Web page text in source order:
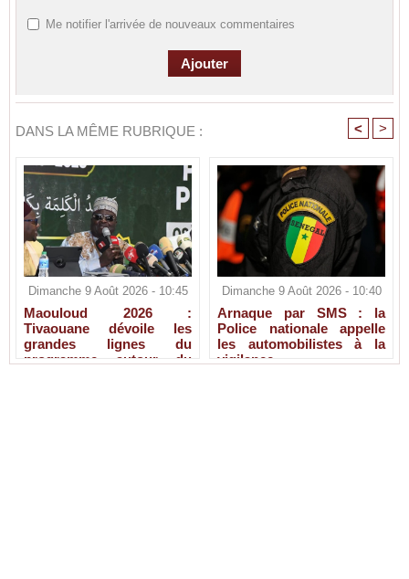
Me notifier l'arrivée de nouveaux commentaires
DANS LA MÊME RUBRIQUE : < >
Dimanche 9 Août 2026 - 10:45
Maouloud 2026 :
Tivaouane dévoile les
grandes lignes du
programme autour du
Dimanche 9 Août 2026 - 10:40
Arnaque par SMS : la
Police nationale appelle
les automobilistes à la
vigilance